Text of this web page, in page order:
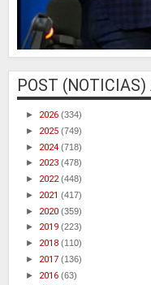
POST
► 2026 (334)
► 2025 (749)
► 2024 (718)
► 2023 (478)
► 2022(448)
► 2021 (417)
► 2020 (359)
► 2019 (223)
► 2018 (110)
► 2017 (136)
► 2016 (63)